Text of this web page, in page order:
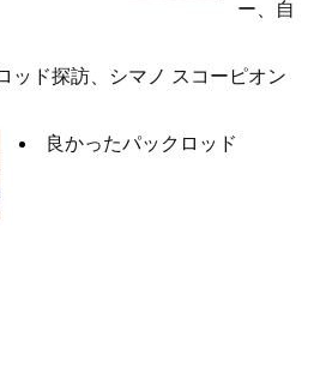
ー、自
ッド探訪、シマノ スコーピオン
良かったパックロッド